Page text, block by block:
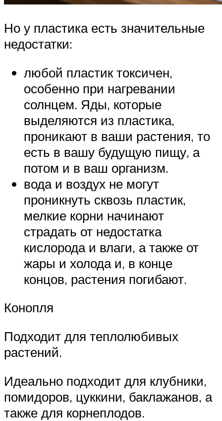
Но у пластика есть значительные
недостатки:
любой пластик токсичен,
особенно при нагревании
солнцем. Яды, которые
выделяются из пластика,
проникают в ваши растения, то
есть в вашу будущую пищу, а
потом и в ваш организм.
вода и воздух не могут
проникнуть сквозь пластик,
мелкие корни начинают
страдать от недостатка
кислорода и влаги, а также от
жары и холода и, в конце
концов, растения погибают.
Конопля
Подходит для теплолюбивых
растений.
Идеально подходит для клубники,
помидоров, цуккини, баклажанов, а
также для корнеплодов.